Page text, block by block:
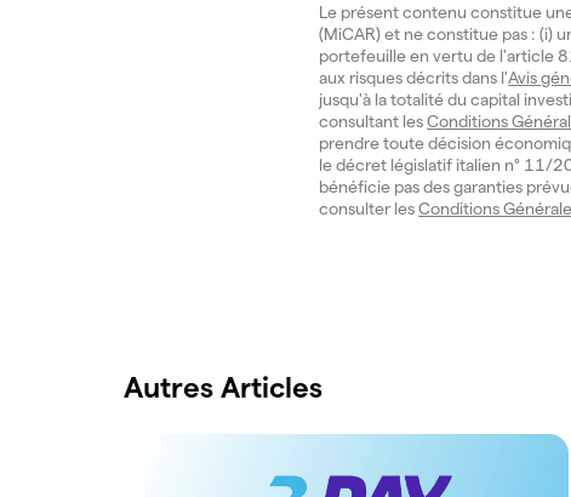
Le présent contenu constitue
(MiCAR) et ne constitue pas : (i)
portefeuille en vertu de l'article
aux risques décrits dans l'Avis
jusqu'à la totalité du capital
consultant lesConditions
prendre toute décision
le décret législatif italien n° 11/
bénéficie pas des garanties
consulter lesConditions
Autres Articles